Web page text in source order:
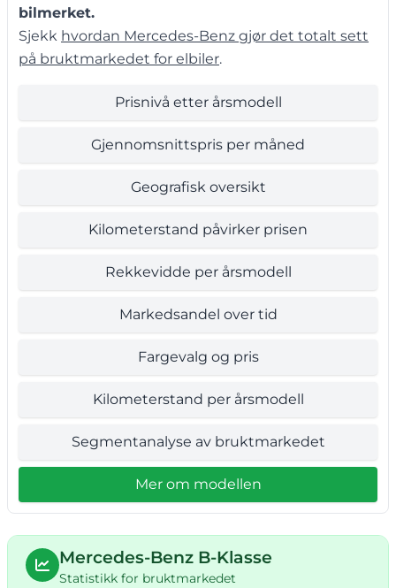
bilmerket.
Sjekk hvordan Mercedes-Benz gjør det totalt sett
på bruktmarkedet for elbiler.
Prisnivå etter årsmodell
Gjennomsnittspris per måned
Geografisk oversikt
Kilometerstand påvirker prisen
Rekkevidde per årsmodell
Markedsandel over tid
Fargevalg og pris
Kilometerstand per årsmodell
Segmentanalyse av bruktmarkedet
Mer om modellen
Mercedes-Benz B-Klasse
Statistikk for bruktmarkedet